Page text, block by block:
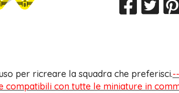
per ricreare la squadra che preferisci.
compatibili con tutte le miniature in